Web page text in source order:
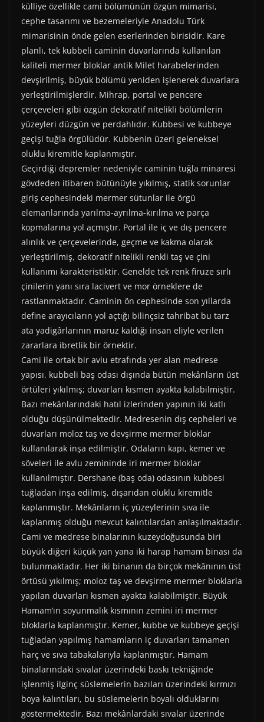
külliye özellikle cami bölümünün özgün mimarisi,
cephe tasarımı ve bezemeleriyle Anadolu Türk
mimarisinin önde gelen eserlerinden birisidir. Kare
planlı, tek kubbeli caminin duvarlarında kullanılan
kaliteli mermer bloklar antik Milet harabelerinden
devşirilmiş, büyük bölümü yeniden işlenerek duvarlara
yerleştirilmişlerdir. Mihrap, portal ve pencere
çerçeveleri gibi özgün dekoratif nitelikli bölümlerin
yüzeyleri düzgün ve perdahlıdır. Kubbesi ve kubbeye
geçişi tuğla örgülüdür. Kubbenin üzeri geleneksel
oluklu kiremitle kaplanmıştır.
Geçirdiği depremler nedeniyle caminin tuğla minaresi
gövdeden itibaren bütünüyle yıkılmış, statik sorunlar
giriş cephesindeki mermer sütunlar ile örgü
elemanlarında yarılma-ayrılma-kırılma ve parça
kopmalarına yol açmıştır. Portal ile iç ve dış pencere
alınlık ve çerçevelerinde, geçme ve kakma olarak
yerleştirilmiş, dekoratif nitelikli renkli taş ve çini
kullanımı karakteristiktir. Genelde tek renk firuze sırlı
çinilerin yanı sıra lacivert ve mor örneklere de
rastlanmaktadır. Caminin ön cephesinde son yıllarda
define arayıcıların yol açtığı bilinçsiz tahribat bu tarz
ata yadigârlarının maruz kaldığı insan eliyle verilen
zararlara ibretlik bir örnektir.
Cami ile ortak bir avlu etrafında yer alan medrese
yapısı, kubbeli baş odası dışında bütün mekânların üst
örtüleri yıkılmış; duvarları kısmen ayakta kalabilmiştir.
Bazı mekânlarındaki hatıl izlerinden yapının iki katlı
olduğu düşünülmektedir. Medresenin dış cepheleri ve
duvarları moloz taş ve devşirme mermer bloklar
kullanılarak inşa edilmiştir. Odaların kapı, kemer ve
söveleri ile avlu zemininde iri mermer bloklar
kullanılmıştır. Dershane (baş oda) odasının kubbesi
tuğladan inşa edilmiş, dışarıdan oluklu kiremitle
kaplanmıştır. Mekânların iç yüzeylerinin sıva ile
kaplanmış olduğu mevcut kalıntılardan anlaşılmaktadır.
Cami ve medrese binalarının kuzeydoğusunda biri
büyük diğeri küçük yan yana iki harap hamam binası da
bulunmaktadır. Her iki binanın da birçok mekânının üst
örtüsü yıkılmış; moloz taş ve devşirme mermer bloklarla
yapılan duvarları kısmen ayakta kalabilmiştir. Büyük
Hamam’ın soyunmalık kısmının zemini iri mermer
bloklarla kaplanmıştır. Kemer, kubbe ve kubbeye geçişi
tuğladan yapılmış hamamların iç duvarları tamamen
harç ve sıva tabakalarıyla kaplanmıştır. Hamam
binalarındaki sıvalar üzerindeki baskı tekniğinde
işlenmiş ilginç süslemelerin bazıları üzerindeki kırmızı
boya kalıntıları, bu süslemelerin boyalı olduklarını
göstermektedir. Bazı mekânlardaki sıvalar üzerinde